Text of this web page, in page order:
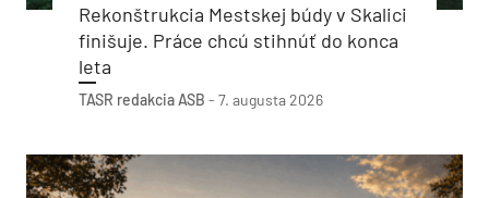
Rekonštrukcia Mestskej búdy v Skalici
finišuje. Práce chcú stihnúť do konca
leta
TASR redakcia ASB - 7. augusta 2026